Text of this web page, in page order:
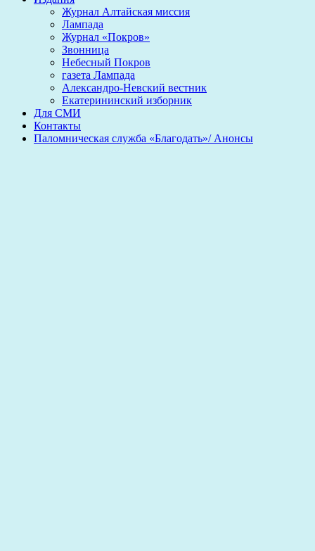
Журнал Алтайская миссия
Лампада
Журнал «Покров»
Звонница
Небесный Покров
газета Лампада
Александро-Невский вестник
Екатерининский изборник
Для СМИ
Контакты
Паломническая служба «Благодать»/ Анонсы